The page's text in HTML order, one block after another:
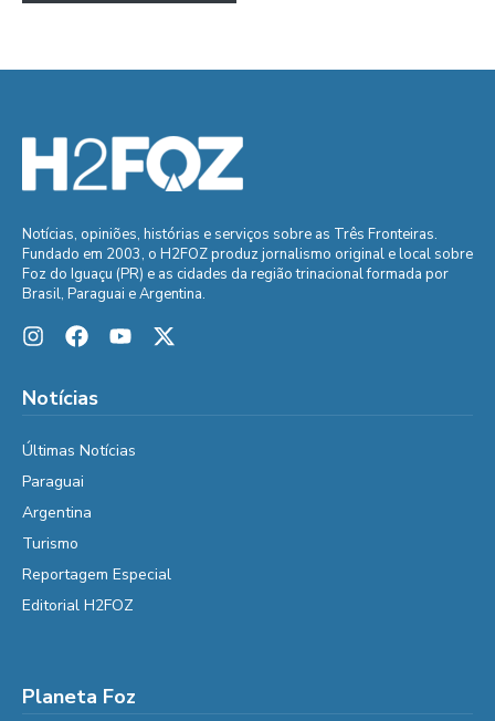
Notícias, opiniões, histórias e serviços sobre as Três Fronteiras.
Fundado em 2003, o H2FOZ produz jornalismo original e local sobre
Foz do Iguaçu (PR) e as cidades da região trinacional formada por
Brasil, Paraguai e Argentina.
Notícias
Últimas Notícias
Paraguai
Argentina
Turismo
Reportagem Especial
Editorial H2FOZ
Planeta Foz